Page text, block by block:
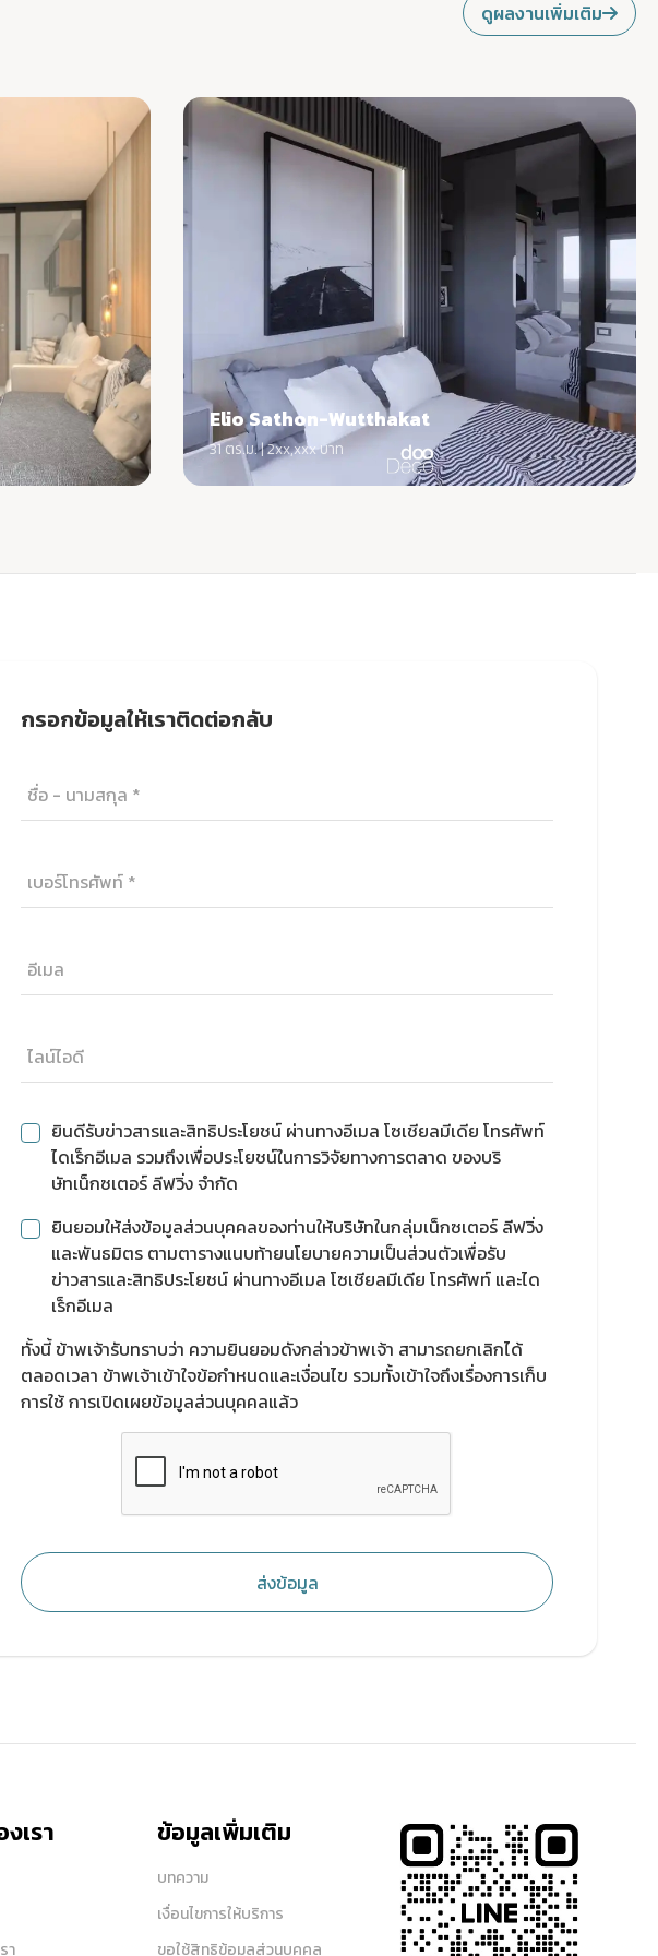
ดูผลงานเพิ่มเติม
Elio Sathon-Wutthakat
31 ตร.ม. | 2xx,xxx บาท
กรอกข้อมูลให้เราติดต่อกลับ
ยินดีรับข่าวสารและสิทธิประโยชน์ ผ่านทางอีเมล โซเชียลมีเดีย โทรศัพท์
ไดเร็กอีเมล รวมถึงเพื่อประโยชน์ในการวิจัยทางการตลาด ของบริ
ษัทเน็กซเตอร์ ลีฟวิ่ง จำกัด
ยินยอมให้ส่งข้อมูลส่วนบุคคลของท่านให้บริษัทในกลุ่มเน็กซเตอร์ ลีฟวิ่ง
และพันธมิตร ตามตารางแนบท้ายนโยบายความเป็นส่วนตัวเพื่อรับ
ข่าวสารและสิทธิประโยชน์ ผ่านทางอีเมล โซเชียลมีเดีย โทรศัพท์ และได
เร็กอีเมล
ทั้งนี้ ข้าพเจ้ารับทราบว่า ความยินยอมดังกล่าวข้าพเจ้า สามารถยกเลิกได้
ตลอดเวลา ข้าพเจ้าเข้าใจข้อกำหนดและเงื่อนไข รวมทั้งเข้าใจถึงเรื่องการเก็บ
การใช้ การเปิดเผยข้อมูลส่วนบุคคลแล้ว
ส่งข้อมูล
เรา
า
ข้อมูลเพิ่มเติม
บทความ
เงื่อนไขการให้บริการ
ขอใช้สิทธิข้อมูลส่วนบุคคล